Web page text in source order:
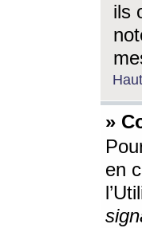
ils
Haut
»
en